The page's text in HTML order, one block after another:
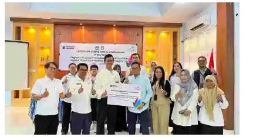
Twitter(Membuka
di
jendela
yang
baru)
Facebook(Membuka
di
jendela
yang
baru)